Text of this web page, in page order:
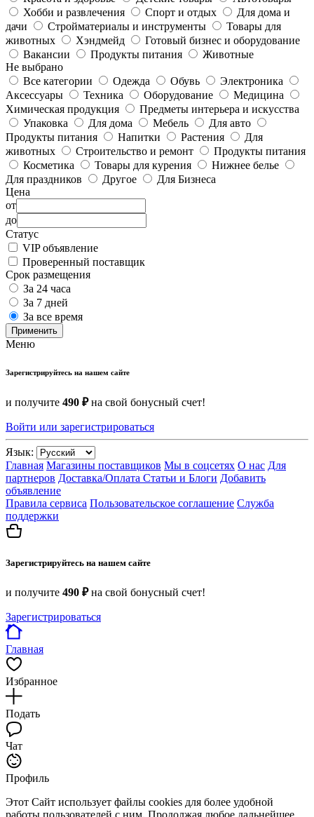
Хобби и развлечения
Спорт и отдых
Для дома и
дачи
Стройматериалы и инструменты
Товары для
животных
Хэндмейд
Готовый бизнес и оборудование
Вакансии
Продукты питания
Животные
Не выбрано
Все категории
Одежда Обувь
Электроника
Аксессуары
Техника Оборудование
Медицина
Химическая продукция
Предметы интерьера и искусства
Упаковка
Для дома Мебель
Для авто
Продукты питания
Напитки Растения
Для
животных
Строительство и ремонт
Продукты питания
Косметика
Товары для курения
Нижнее белье
Для праздников
Другое
Для Бизнеса
Цена
от
до
Статус
VIP объявление
Проверенный поставщик
Срок размещения
За 24 часа
За 7 дней
За все время
Применить
Меню
Зарегистрируйтесь на нашем сайте
и получите 490 ₽на свой бонусный счет!
Войти или зарегистрироваться
Язык:
Главная Магазины поставщиков Мы в соцсетях О нас Для
партнеров Доставка/Оплата Статьи и Блоги Добавить
объявление
Правила сервиса Пользовательское соглашение Служба
поддержки
Зарегистрируйтесь на нашем сайте
и получите 490 ₽на свой бонусный счет!
Зарегистрироваться
Главная
Избранное
Подать
Чат
Профиль
Этот Сайт использует файлы cookies для более удобной